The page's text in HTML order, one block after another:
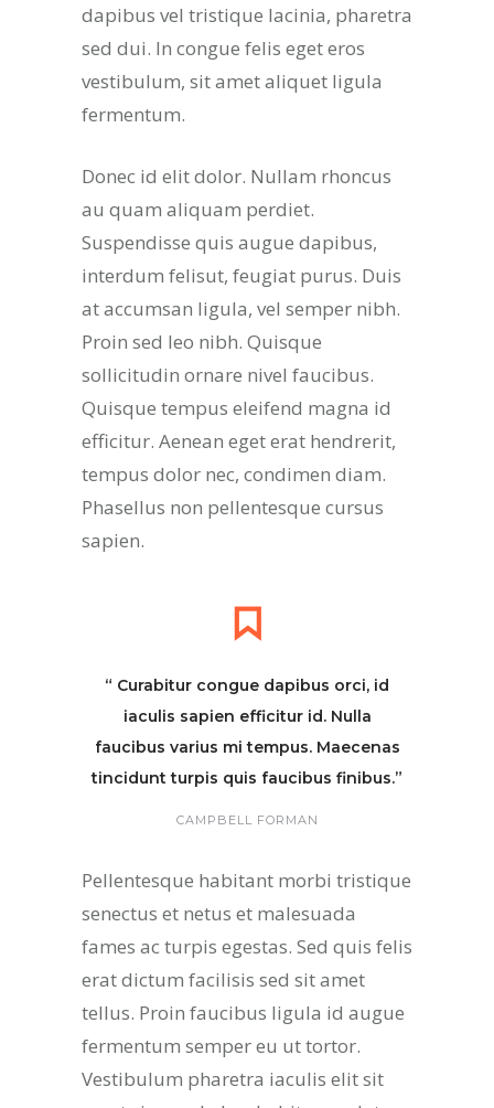
dapibus vel tristique lacinia, pharetra
sed dui. In congue felis eget eros
vestibulum, sit amet aliquet ligula
fermentum.
Donec id elit dolor. Nullam rhoncus
au quam aliquam perdiet.
Suspendisse quis augue dapibus,
interdum felisut, feugiat purus. Duis
at accumsan ligula, vel semper nibh.
Proin sed leo nibh. Quisque
sollicitudin ornare nivel faucibus.
Quisque tempus eleifend magna id
efficitur. Aenean eget erat hendrerit,
tempus dolor nec, condimen diam.
Phasellus non pellentesque cursus
sapien.
“ Curabitur congue dapibus orci, id
iaculis sapien efficitur id. Nulla
faucibus varius mi tempus. Maecenas
tincidunt turpis quis faucibus finibus.”
CAMPBELL FORMAN
Pellentesque habitant morbi tristique
senectus et netus et malesuada
fames ac turpis egestas. Sed quis felis
erat dictum facilisis sed sit amet
tellus. Proin faucibus ligula id augue
fermentum semper eu ut tortor.
Vestibulum pharetra iaculis elit sit